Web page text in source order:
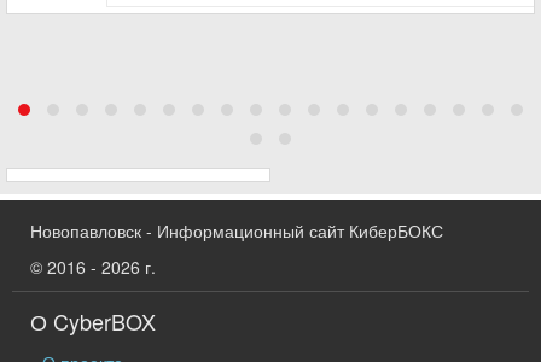
Новопавловск - Информационный сайт КиберБОКС
© 2016 - 2026 г.
О CyberBOX